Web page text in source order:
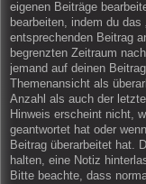
eigenen Beiträge
bearbeiten, indem du das
entsprechenden Beitrag
begrenzten Zeitraum
jemand auf deinen
Themenansicht als
Anzahl als auch der
Hinweis erscheint nicht,
geantwortet hat oder
Beitrag überarbeitet hat.
halten, eine Notiz
Bitte beachte, dass